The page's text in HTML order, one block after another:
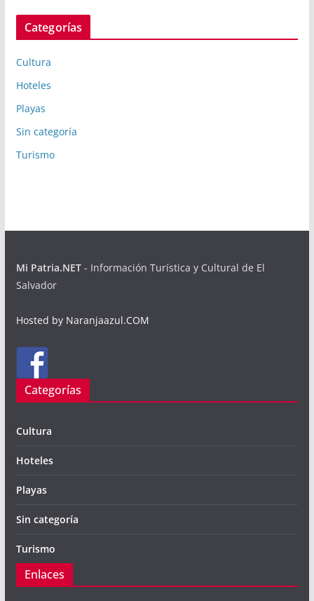
Categorías
Cultura
Hoteles
Playas
Sin categoría
Turismo
Mi Patria.NET- Información Turística y Cultural de El
Salvador
Hosted by Naranjaazul.COM
Categorías
Cultura
Hoteles
Playas
Sin categoría
Turismo
Enlaces